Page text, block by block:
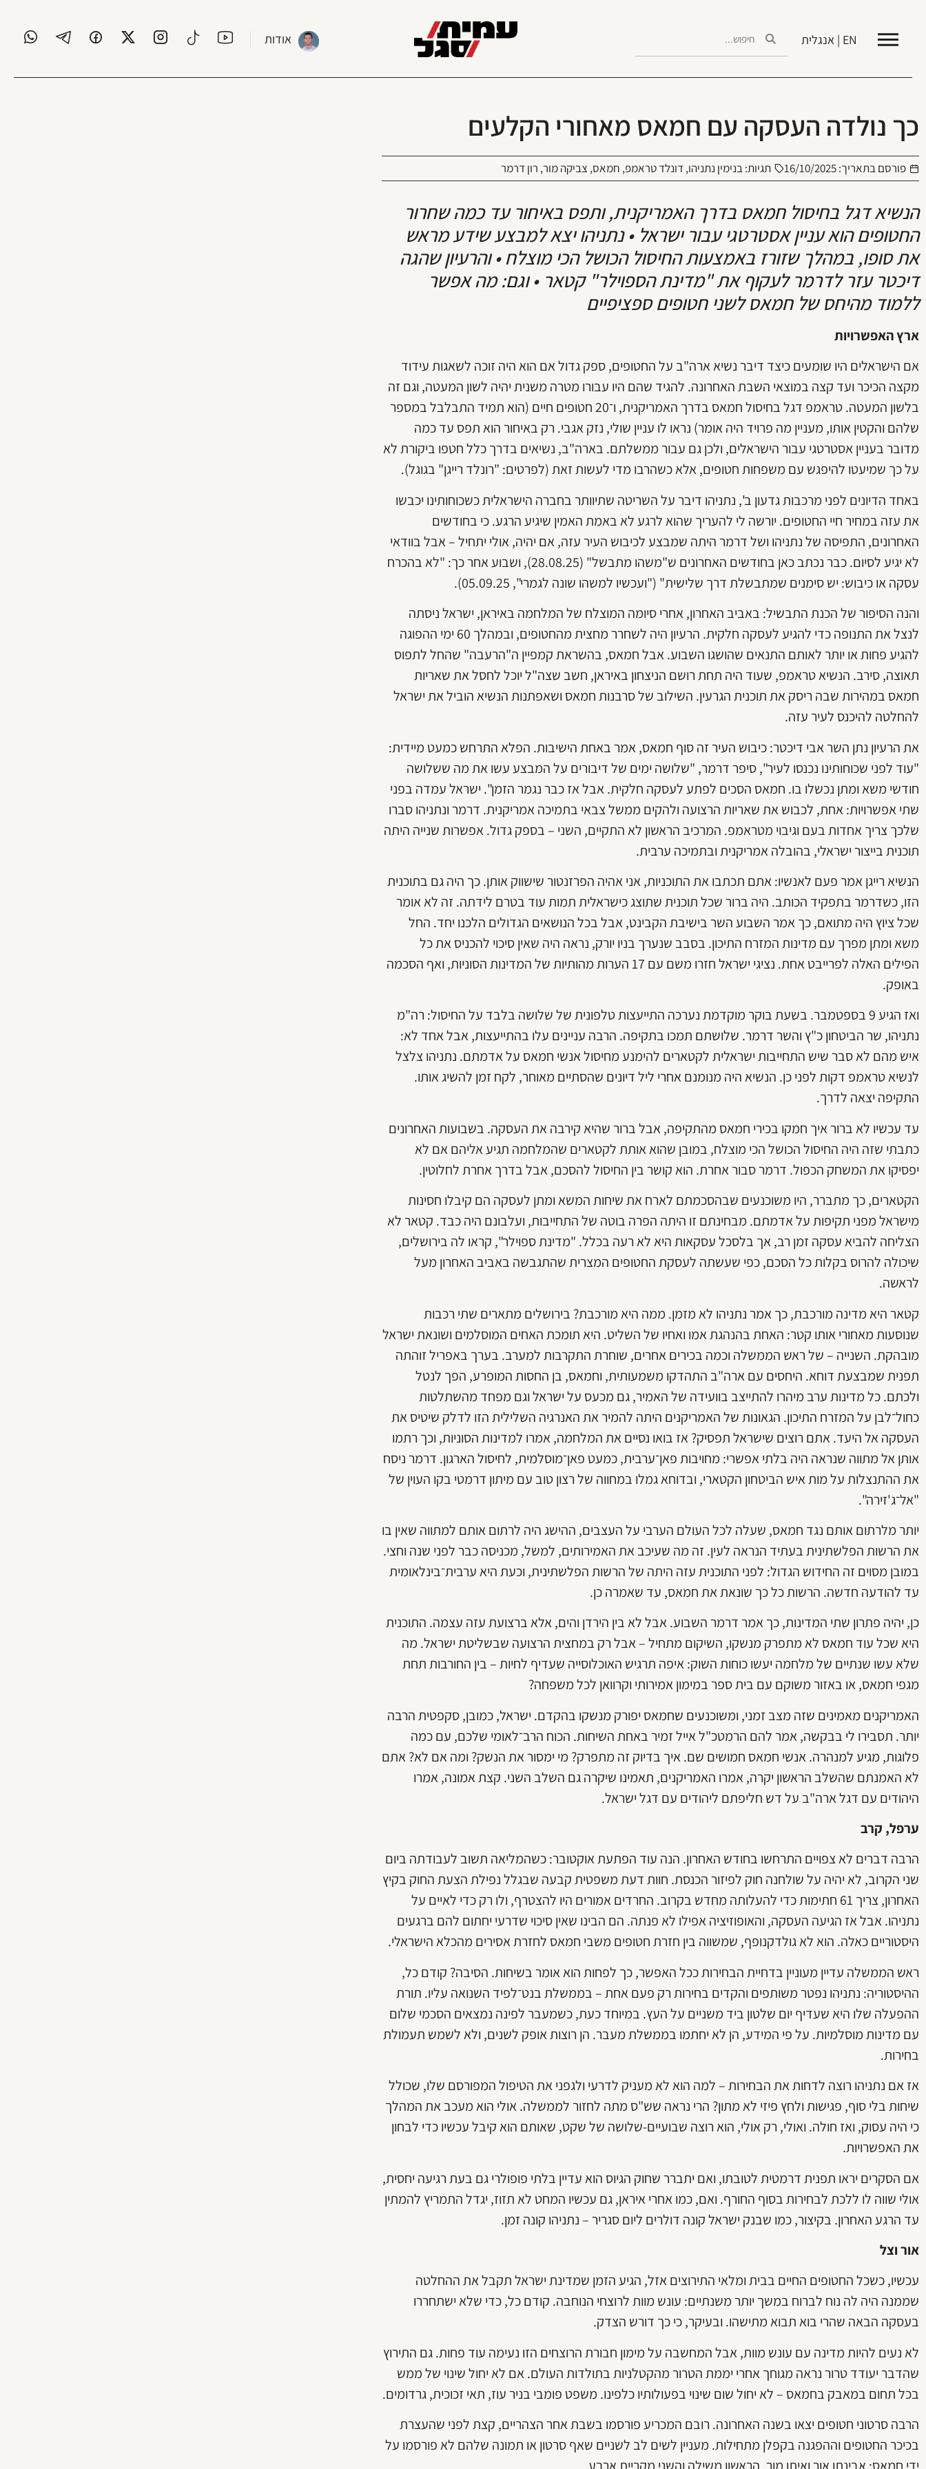
EN | אנגלית אודות
כך נולדה העסקה עם חמאס מאחורי הקלעים
פורסם בתאריך:16/10/2025 תגיות:בנימין נתניהו, דונלד טראמפ, חמאס, צביקה מור, רון דרמר
הנשיא דגל בחיסול חמאס בדרך האמריקנית, ותפס באיחור עד כמה שחרור
החטופים הוא עניין אסטרטגי עבור ישראל • נתניהו יצא למבצע שידע מראש
את סופו, במהלך שזורז באמצעות החיסול הכושל הכי מוצלח • והרעיון שהגה
דיכטר עזר לדרמר לעקוף את "מדינת הספוילר" קטאר • וגם: מה אפשר
ללמוד מהיחס של חמאס לשני חטופים ספציפיים
ארץ האפשרויות
אם הישראלים היו שומעים כיצד דיבר נשיא ארה"ב על החטופים, ספק גדול אם הוא היה זוכה לשאגות עידוד
מקצה הכיכר ועד קצה במוצאי השבת האחרונה. להגיד שהם היו עבורו מטרה משנית יהיה לשון המעטה, וגם זה
בלשון המעטה. טראמפ דגל בחיסול חמאס בדרך האמריקנית, ו־20 חטופים חיים (הוא תמיד התבלבל במספר
שלהם והקטין אותו, מעניין מה פרויד היה אומר) נראו לו עניין שולי, נזק אגבי. רק באיחור הוא תפס עד כמה
מדובר בעניין אסטרטגי עבור הישראלים, ולכן גם עבור ממשלתם. בארה"ב, נשיאים בדרך כלל חטפו ביקורת לא
על כך שמיעטו להיפגש עם משפחות חטופים, אלא כשהרבו מדי לעשות זאת (לפרטים: "רונלד רייגן" בגוגל).
באחד הדיונים לפני מרכבות גדעון ב', נתניהו דיבר על השריטה שתיוותר בחברה הישראלית כשכוחותינו יכבשו
את עזה במחיר חיי החטופים. יורשה לי להעריך שהוא לרגע לא באמת האמין שיגיע הרגע. כי בחודשים
האחרונים, התפיסה של נתניהו ושל דרמר היתה שמבצע לכיבוש העיר עזה, אם יהיה, אולי יתחיל – אבל בוודאי
לא יגיע לסיום. כבר נכתב כאן בחודשים האחרונים ש"משהו מתבשל" (28.08.25), ושבוע אחר כך: "לא בהכרח
עסקה או כיבוש: יש סימנים שמתבשלת דרך שלישית" ("ועכשיו למשהו שונה לגמרי", 05.09.25).
והנה הסיפור של הכנת התבשיל: באביב האחרון, אחרי סיומה המוצלח של המלחמה באיראן, ישראל ניסתה
לנצל את התנופה כדי להגיע לעסקה חלקית. הרעיון היה לשחרר מחצית מהחטופים, ובמהלך 60 ימי ההפוגה
להגיע פחות או יותר לאותם התנאים שהושגו השבוע. אבל חמאס, בהשראת קמפיין ה"הרעבה" שהחל לתפוס
תאוצה, סירב. הנשיא טראמפ, שעוד היה תחת רושם הניצחון באיראן, חשב שצה"ל יוכל לחסל את שאריות
חמאס במהירות שבה ריסק את תוכנית הגרעין. השילוב של סרבנות חמאס ושאפתנות הנשיא הוביל את ישראל
להחלטה להיכנס לעיר עזה.
את הרעיון נתן השר אבי דיכטר: כיבוש העיר זה סוף חמאס, אמר באחת הישיבות. הפלא התרחש כמעט מיידית:
"עוד לפני שכוחותינו נכנסו לעיר", סיפר דרמר, "שלושה ימים של דיבורים על המבצע עשו את מה ששלושה
חודשי משא ומתן נכשלו בו. חמאס הסכים לפתע לעסקה חלקית. אבל אז כבר נגמר הזמן". ישראל עמדה בפני
שתי אפשרויות: אחת, לכבוש את שאריות הרצועה ולהקים ממשל צבאי בתמיכה אמריקנית. דרמר ונתניהו סברו
שלכך צריך אחדות בעם וגיבוי מטראמפ. המרכיב הראשון לא התקיים, השני – בספק גדול. אפשרות שנייה היתה
תוכנית בייצור ישראלי, בהובלה אמריקנית ובתמיכה ערבית.
הנשיא רייגן אמר פעם לאנשיו: אתם תכתבו את התוכניות, אני אהיה הפרזנטור שישווק אותן. כך היה גם בתוכנית
הזו, כשדרמר בתפקיד הכותב. היה ברור שכל תוכנית שתוצג כישראלית תמות עוד בטרם לידתה. זה לא אומר
שכל ציוץ היה מתואם, כך אמר השבוע השר בישיבת הקבינט, אבל בכל הנושאים הגדולים הלכנו יחד. החל
משא ומתן מפרך עם מדינות המזרח התיכון. בסבב שנערך בניו יורק, נראה היה שאין סיכוי להכניס את כל
הפילים האלה לפרייבט אחת. נציגי ישראל חזרו משם עם 17 הערות מהותיות של המדינות הסוניות, ואף הסכמה
באופק.
ואז הגיע 9 בספטמבר. בשעת בוקר מוקדמת נערכה התייעצות טלפונית של שלושה בלבד על החיסול: רה"מ
נתניהו, שר הביטחון כ"ץ והשר דרמר. שלושתם תמכו בתקיפה. הרבה עניינים עלו בהתייעצות, אבל אחד לא:
איש מהם לא סבר שיש התחייבות ישראלית לקטארים להימנע מחיסול אנשי חמאס על אדמתם. נתניהו צלצל
לנשיא טראמפ דקות לפני כן. הנשיא היה מנומנם אחרי ליל דיונים שהסתיים מאוחר, לקח זמן להשיג אותו.
התקיפה יצאה לדרך.
עד עכשיו לא ברור איך חמקו בכירי חמאס מהתקיפה, אבל ברור שהיא קירבה את העסקה. בשבועות האחרונים
כתבתי שזה היה החיסול הכושל הכי מוצלח, במובן שהוא אותת לקטארים שהמלחמה תגיע אליהם אם לא
יפסיקו את המשחק הכפול. דרמר סבור אחרת. הוא קושר בין החיסול להסכם, אבל בדרך אחרת לחלוטין.
הקטארים, כך מתברר, היו משוכנעים שבהסכמתם לארח את שיחות המשא ומתן לעסקה הם קיבלו חסינות
מישראל מפני תקיפות על אדמתם. מבחינתם זו היתה הפרה בוטה של התחייבות, ועלבונם היה כבד. קטאר לא
הצליחה להביא עסקה זמן רב, אך בלסכל עסקאות היא לא רעה בכלל. "מדינת ספוילר", קראו לה בירושלים,
שיכולה להרוס בקלות כל הסכם, כפי שעשתה לעסקת החטופים המצרית שהתגבשה באביב האחרון מעל
לראשה.
קטאר היא מדינה מורכבת, כך אמר נתניהו לא מזמן. ממה היא מורכבת? בירושלים מתארים שתי רכבות
שנוסעות מאחורי אותו קטר: האחת בהנהגת אמו ואחיו של השליט. היא תומכת האחים המוסלמים ושונאת ישראל
מובהקת. השנייה – של ראש הממשלה וכמה בכירים אחרים, שוחרת התקרבות למערב. בערך באפריל זוהתה
תפנית שמבצעת דוחא. היחסים עם ארה"ב התהדקו משמעותית, וחמאס, בן החסות המופרע, הפך לנטל
ולכתם. כל מדינות ערב מיהרו להתייצב בוועידה של האמיר, גם מכעס על ישראל וגם מפחד מהשתלטות
כחול־לבן על המזרח התיכון. הגאונות של האמריקנים היתה להמיר את האנרגיה השלילית הזו לדלק שיטיס את
העסקה אל היעד. אתם רוצים שישראל תפסיק? אז בואו נסיים את המלחמה, אמרו למדינות הסוניות, וכך רתמו
אותן אל מתווה שנראה היה בלתי אפשרי: מחויבות פאן־ערבית, כמעט פאן־מוסלמית, לחיסול הארגון. דרמר ניסח
את ההתנצלות על מות איש הביטחון הקטארי, ובדוחא גמלו במחווה של רצון טוב עם מיתון דרמטי בקו העוין של
"אל־ג'זירה".
יותר מלרתום אותם נגד חמאס, שעלה לכל העולם הערבי על העצבים, ההישג היה לרתום אותם למתווה שאין בו
את הרשות הפלשתינית בעתיד הנראה לעין. זה מה שעיכב את האמירותים, למשל, מכניסה כבר לפני שנה וחצי.
במובן מסוים זה החידוש הגדול: לפני התוכנית עזה היתה של הרשות הפלשתינית, וכעת היא ערבית־בינלאומית
עד להודעה חדשה. הרשות כל כך שונאת את חמאס, עד שאמרה כן.
כן, יהיה פתרון שתי המדינות, כך אמר דרמר השבוע. אבל לא בין הירדן והים, אלא ברצועת עזה עצמה. התוכנית
היא שכל עוד חמאס לא מתפרק מנשקו, השיקום מתחיל – אבל רק במחצית הרצועה שבשליטת ישראל. מה
שלא עשו שנתיים של מלחמה יעשו כוחות השוק: איפה תרגיש האוכלוסייה שעדיף לחיות – בין החורבות תחת
מגפי חמאס, או באזור משוקם עם בית ספר במימון אמירותי וקרוואן לכל משפחה?
האמריקנים מאמינים שזה מצב זמני, ומשוכנעים שחמאס יפורק מנשקו בהקדם. ישראל, כמובן, סקפטית הרבה
יותר. תסבירו לי בבקשה, אמר להם הרמטכ"ל אייל זמיר באחת השיחות. הכוח הרב־לאומי שלכם, עם כמה
פלוגות, מגיע למנהרה. אנשי חמאס חמושים שם. איך בדיוק זה מתפרק? מי ימסור את הנשק? ומה אם לא? אתם
לא האמנתם שהשלב הראשון יקרה, אמרו האמריקנים, תאמינו שיקרה גם השלב השני. קצת אמונה, אמרו
היהודים עם דגל ארה"ב על דש חליפתם ליהודים עם דגל ישראל.
ערפל, קרב
הרבה דברים לא צפויים התרחשו בחודש האחרון. הנה עוד הפתעת אוקטובר: כשהמליאה תשוב לעבודתה ביום
שני הקרוב, לא יהיה על שולחנה חוק לפיזור הכנסת. חוות דעת משפטית קבעה שבגלל נפילת הצעת החוק בקיץ
האחרון, צריך 61 חתימות כדי להעלותה מחדש בקרוב. החרדים אמורים היו להצטרף, ולו רק כדי לאיים על
נתניהו. אבל אז הגיעה העסקה, והאופוזיציה אפילו לא פנתה. הם הבינו שאין סיכוי שדרעי יחתום להם ברגעים
היסטוריים כאלה. הוא לא גולדקנופף, שמשווה בין חזרת חטופים משבי חמאס לחזרת אסירים מהכלא הישראלי.
ראש הממשלה עדיין מעוניין בדחיית הבחירות ככל האפשר, כך לפחות הוא אומר בשיחות. הסיבה? קודם כל,
ההיסטוריה: נתניהו נפטר משותפים והקדים בחירות רק פעם אחת – בממשלת בנט־לפיד השנואה עליו. תורת
ההפעלה שלו היא שעדיף יום שלטון ביד משניים על העץ. במיוחד כעת, כשמעבר לפינה נמצאים הסכמי שלום
עם מדינות מוסלמיות. על פי המידע, הן לא יחתמו בממשלת מעבר. הן רוצות אופק לשנים, ולא לשמש תעמולת
בחירות.
אז אם נתניהו רוצה לדחות את הבחירות – למה הוא לא מעניק לדרעי ולגפני את הטיפול המפורסם שלו, שכולל
שיחות בלי סוף, פגישות ולחץ פיזי לא מתון? הרי נראה שש"ס מתה לחזור לממשלה. אולי הוא מעכב את המהלך
כי היה עסוק, ואז חולה. ואולי, רק אולי, הוא רוצה שבועיים-שלושה של שקט, שאותם הוא קיבל עכשיו כדי לבחון
את האפשרויות.
אם הסקרים יראו תפנית דרמטית לטובתו, ואם יתברר שחוק הגיוס הוא עדיין בלתי פופולרי גם בעת רגיעה יחסית,
אולי שווה לו ללכת לבחירות בסוף החורף. ואם, כמו אחרי איראן, גם עכשיו המחט לא תזוז, יגדל התמריץ להמתין
עד הרגע האחרון. בקיצור, כמו שבנק ישראל קונה דולרים ליום סגריר – נתניהו קונה זמן.
אור וצל
עכשיו, כשכל החטופים החיים בבית ומלאי התירוצים אזל, הגיע הזמן שמדינת ישראל תקבל את ההחלטה
שממנה היה לה נוח לברוח במשך יותר משנתיים: עונש מוות לרוצחי הנוחבה. קודם כל, כדי שלא ישתחררו
בעסקה הבאה שהרי בוא תבוא מתישהו. ובעיקר, כי כך דורש הצדק.
לא נעים להיות מדינה עם עונש מוות, אבל המחשבה על מימון חבורת הרוצחים הזו נעימה עוד פחות. גם התירוץ
שהדבר יעודד טרור נראה מגוחך אחרי יממת הטרור מהקטלניות בתולדות העולם. אם לא יחול שינוי של ממש
בכל תחום במאבק בחמאס – לא יחול שום שינוי בפעולותיו כלפינו. משפט פומבי בניר עוז, תאי זכוכית, גרדומים.
הרבה סרטוני חטופים יצאו בשנה האחרונה. רובם המכריע פורסמו בשבת אחר הצהריים, קצת לפני שהעצרת
בכיכר החטופים וההפגנה בקפלן מתחילות. מעניין לשים לב לשניים שאף סרטון או תמונה שלהם לא פורסמו על